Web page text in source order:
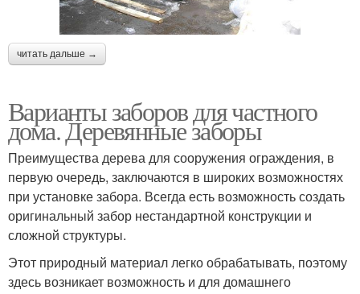
читать дальше →
Варианты заборов для частного
дома. Деревянные заборы
Преимущества дерева для сооружения ограждения, в
первую очередь, заключаются в широких возможностях
при установке забора. Всегда есть возможность создать
оригинальный забор нестандартной конструкции и
сложной структуры.
Этот природный материал легко обрабатывать, поэтому
здесь возникает возможность и для домашнего